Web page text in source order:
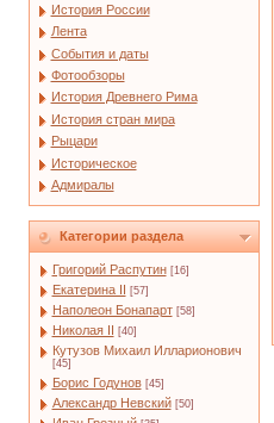
История России
Лента
События и даты
Фотообзоры
История Древнего Рима
История стран мира
Рыцари
Историческое
Адмиралы
Категории раздела
Григорий Распутин [16]
Екатерина II [57]
Наполеон Бонапарт [58]
Николая II [40]
Кутузов Михаил Илларионович
[45]
Борис Годунов [45]
Александр Невский [50]